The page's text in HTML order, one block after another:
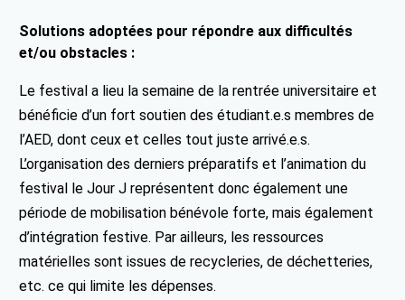
Solutions adoptées pour répondre aux difficultés
et/ou obstacles :
Le festival a lieu la semaine de la rentrée universitaire et
bénéficie d’un fort soutien des étudiant.e.s membres de
l’AED, dont ceux et celles tout juste arrivé.e.s.
L’organisation des derniers préparatifs et l’animation du
festival le Jour J représentent donc également une
période de mobilisation bénévole forte, mais également
d’intégration festive. Par ailleurs, les ressources
matérielles sont issues de recycleries, de déchetteries,
etc. ce qui limite les dépenses.